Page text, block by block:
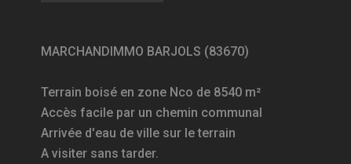
MARCHANDIMMO BARJOLS (83670)
Terrain boisé en zone Nco de 8540 m²
Accès facile par un chemin communal
Arrivée d'eau de ville sur le terrain
A visiter sans tarder.